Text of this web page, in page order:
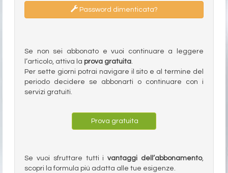
Password dimenticata?
Se non sei abbonato e vuoi continuare a leggere
l’articolo, attiva la prova gratuita.
Per sette giorni potrai navigare il sito e al termine del
periodo decidere se abbonarti o continuare con i
servizi gratuiti.
Prova gratuita
Se vuoi sfruttare tutti ivantaggi dell’abbonamento,
scopri la formula più adatta alle tue esigenze.